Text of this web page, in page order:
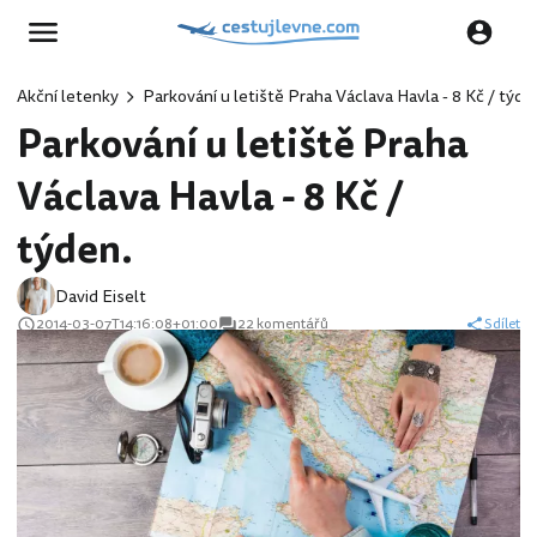
Akční letenky Parkování u letiště Praha Václava Havla - 8 Kč /
Parkování u letiště Praha
Václava Havla - 8 Kč /
týden.
David Eiselt
2014-03-07T14:16:08+01:00 22 komentářů Sdílet